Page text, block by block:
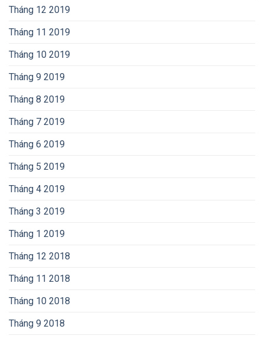
Tháng 12 2019
Tháng 11 2019
Tháng 10 2019
Tháng 9 2019
Tháng 8 2019
Tháng 7 2019
Tháng 6 2019
Tháng 5 2019
Tháng 4 2019
Tháng 3 2019
Tháng 1 2019
Tháng 12 2018
Tháng 11 2018
Tháng 10 2018
Tháng 9 2018